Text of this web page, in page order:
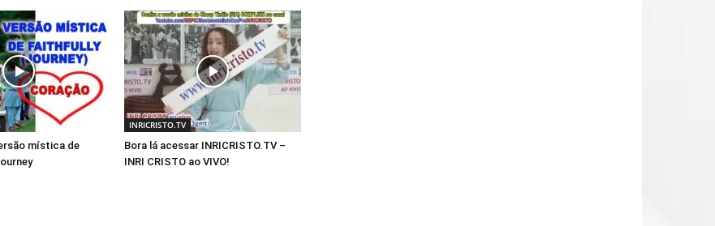
mística de
INRICRISTO.TV
Bora lá acessar INRICRISTO.TV –
INRI CRISTO ao VIVO!